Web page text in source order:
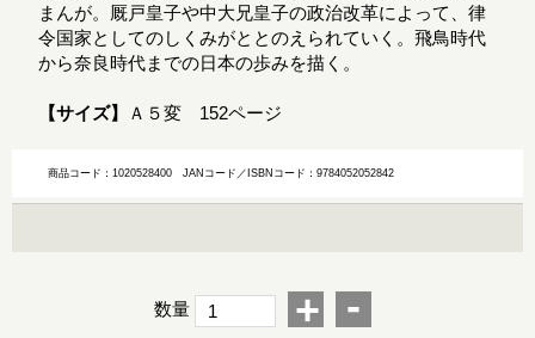
まんが。厩戸皇子や中大兄皇子の政治改革によって、律
令国家としてのしくみがととのえられていく。飛鳥時代
から奈良時代までの日本の歩みを描く。
【サイズ】 Ａ５変 152ページ
商品コード：1020528400JANコード／ISBNコード：9784052052842
数量 + -